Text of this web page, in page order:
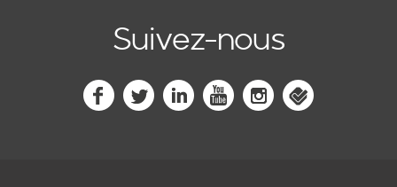
Suivez-nous